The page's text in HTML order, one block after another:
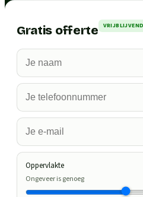
Gratis offerte VRIJBLIJVEND
Oppervlakte
Ongeveer is genoeg